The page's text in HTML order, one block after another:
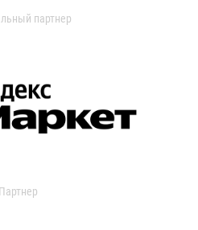
партнер
Партнер